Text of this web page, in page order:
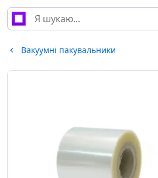
Вакуумні пакувальники